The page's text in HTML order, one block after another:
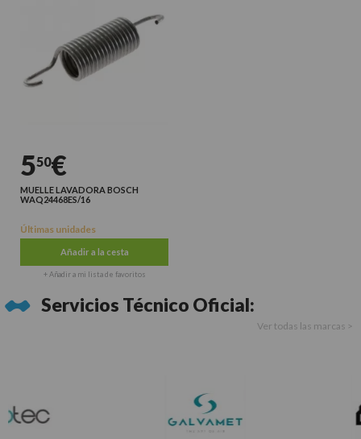
550€
MUELLE LAVADORA BOSCH
WAQ24468ES/16
Últimas unidades
Añadir a la cesta
+ Añadir a mi lista de favoritos
Servicios Técnico Oficial:
Ver todas las marcas >